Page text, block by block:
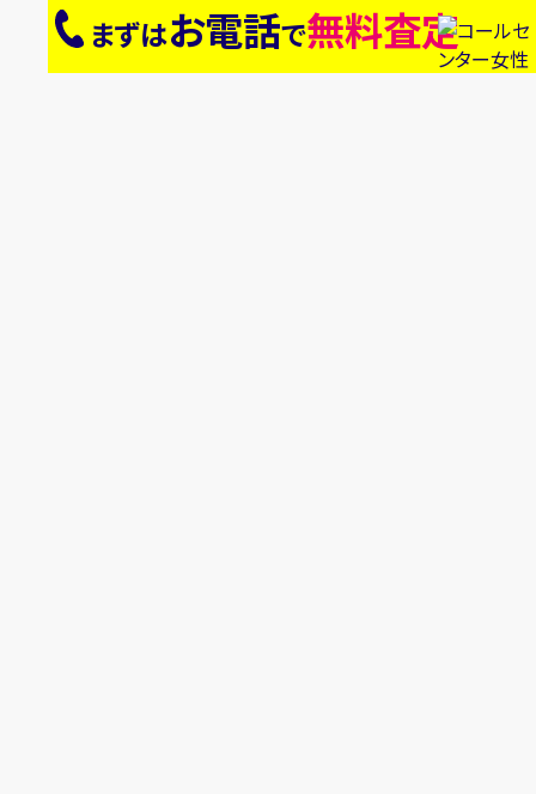
まずはお電話で無料査定